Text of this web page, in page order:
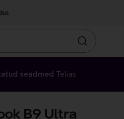
Otsin
seadmed Telias
B9 Ultra